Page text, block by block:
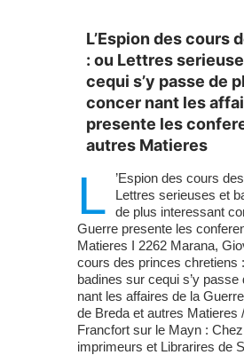
L’Espion des cours
: ou Lettres
cequi s’y passe de
concer nant les
presente les
autres Matieres
L
’Espion des cours
Lettres serieuses et
de plus interessant
Guerre presente les
Matieres I 2262 Marana,
cours des princes chretiens
badines sur cequi s’y
nant les affaires de la
de Breda et autres Matieres
Francfort sur le Mayn :
imprimeurs et Librarires de